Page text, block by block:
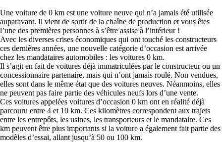
Une voiture de 0 km est une voiture neuve qui n’a jamais été utilisée
auparavant. Il vient de sortir de la chaîne de production et vous êtes
l’une des premières personnes à s’être assise à l’intérieur !
Avec les diverses crises économiques qui ont touché les constructeurs
ces dernières années, une nouvelle catégorie d’occasion est arrivée
chez les mandataires automobiles : les voitures 0 km.
Il s’agit en fait de voitures déjà immatriculées par le constructeur ou un
concessionnaire partenaire, mais qui n’ont jamais roulé. Non vendues,
elles sont dans le même état que des voitures neuves. Néanmoins, elles
ne peuvent pas faire partie des véhicules neufs lors d’une vente.
Ces voitures appelées voitures d’occasion 0 km ont en réalité déjà
parcouru entre 4 et 10 km. Ces kilomètres correspondent aux trajets
entre les entrepôts, les usines, les transporteurs et le mandataire. Ces
km peuvent être plus importants si la voiture a également fait partie des
modèles d’essai, allant jusqu’à 50 ou 100 km.